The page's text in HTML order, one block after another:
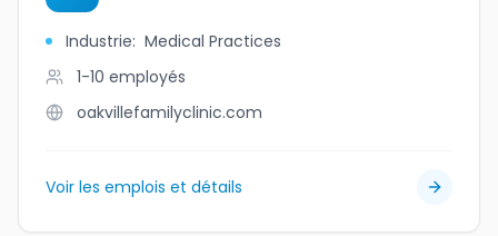
Industrie: Medical Practices
1-10 employés
oakvillefamilyclinic.com
Voir les emplois et détails